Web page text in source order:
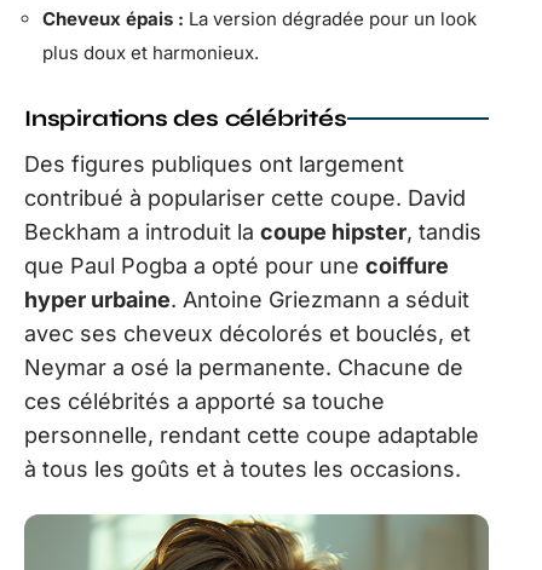
Cheveux épais : La version dégradée pour un look
plus doux et harmonieux.
Inspirations des célébrités
Des figures publiques ont largement
contribué à populariser cette coupe. David
Beckham a introduit la coupe hipster, tandis
que Paul Pogba a opté pour une coiffure
hyper urbaine. Antoine Griezmann a séduit
avec ses cheveux décolorés et bouclés, et
Neymar a osé la permanente. Chacune de
ces célébrités a apporté sa touche
personnelle, rendant cette coupe adaptable
à tous les goûts et à toutes les occasions.